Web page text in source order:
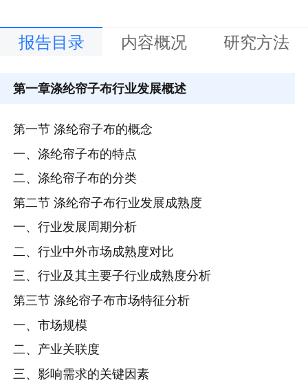
报告目录 内容概况 研究方法
第一章涤纶帘子布行业发展概述
第一节 涤纶帘子布的概念
一、涤纶帘子布的特点
二、涤纶帘子布的分类
第二节 涤纶帘子布行业发展成熟度
一、行业发展周期分析
二、行业中外市场成熟度对比
三、行业及其主要子行业成熟度分析
第三节 涤纶帘子布市场特征分析
一、市场规模
二、产业关联度
三、影响需求的关键因素